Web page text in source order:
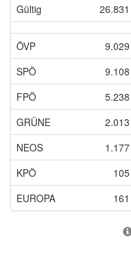
Gültig
26.831
ÖVP 9.029
SPÖ
9.108
FPÖ
5.238
GRÜNE
2.013
NEOS
1.177
KPÖ
105
EUROPA
161